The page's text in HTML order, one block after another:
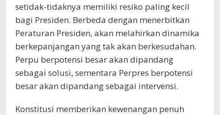
setidak-tidaknya memiliki resiko paling kecil
bagi Presiden. Berbeda dengan menerbitkan
Peraturan Presiden, akan melahirkan dinamika
berkepanjangan yang tak akan berkesudahan.
Perpu berpotensi besar akan dipandang
sebagai solusi, sementara Perpres berpotensi
besar akan dipandang sebagai intervensi.
Konstitusi memberikan kewenangan penuh